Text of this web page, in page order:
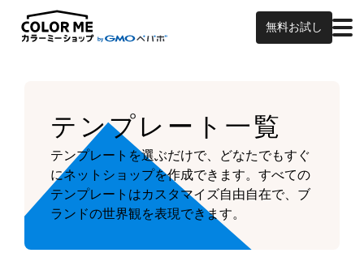
無料お試し
テンプレート一覧
テンプレートを選ぶだけで、どなたでもすぐ
にネットショップを作成できます。すべての
テンプレートはカスタマイズ自由自在で、ブ
ランドの世界観を表現できます。